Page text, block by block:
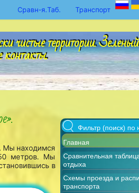
Сравн-я.Таб. Транспорт
чистые территории.
Мы находимся
метров. Мы
в
Главная
Сравнительная
отдыха
Схемы проезда и
транспорта